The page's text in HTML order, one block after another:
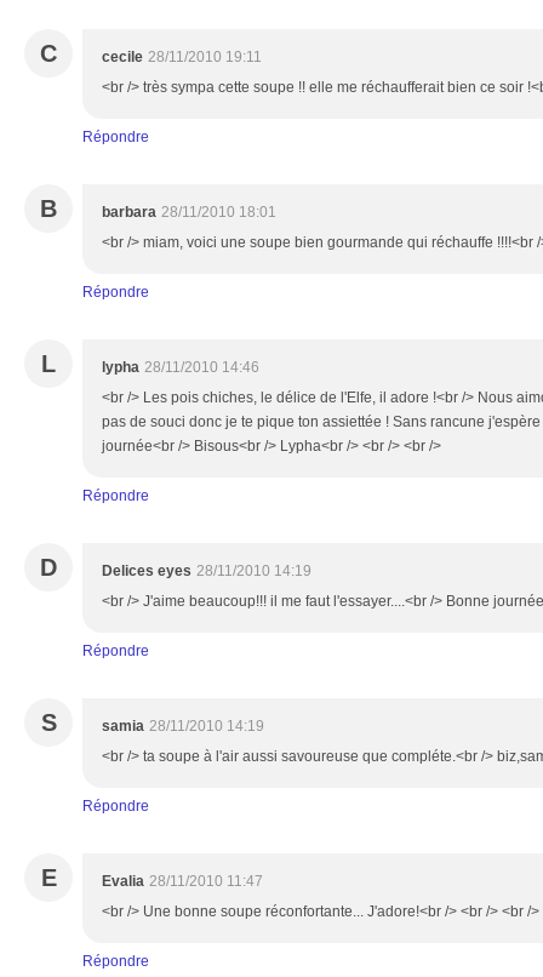
C cecile 28/11/2010 19:11
<br /> très sympa cette soupe !! elle me réchaufferait bien ce soir
Répondre
B barbara 28/11/2010 18:01
<br /> miam, voici une soupe bien gourmande qui réchauffe !!!!<br /
Répondre
L lypha 28/11/2010 14:46
<br /> Les pois chiches, le délice de l'Elfe, il adore !<br /> Nous
pas de souci donc je te pique ton assiettée ! Sans rancune
journée<br /> Bisous<br /> Lypha<br /> <br /> <br />
Répondre
D Delices eyes 28/11/2010 14:19
<br /> J'aime beaucoup!!! il me faut l'essayer....<br /> Bonne
Répondre
S samia 28/11/2010 14:19
<br /> ta soupe à l'air aussi savoureuse que compléte.<br />
Répondre
E Evalia 28/11/2010 11:47
<br /> Une bonne soupe réconfortante... J'adore!<br /> <br /> <br />
Répondre